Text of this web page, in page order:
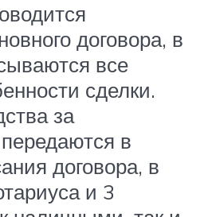
договора, в
все
сделки.
за
в
договора, в
и 3